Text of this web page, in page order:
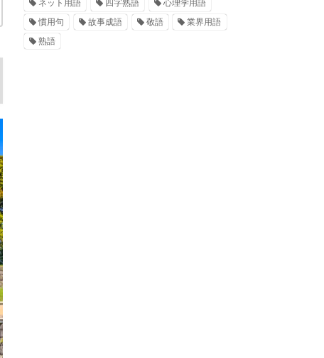
ネット用語
四字熟語
心理学用語
慣用句
故事成語 敬語
業界用語
熟語